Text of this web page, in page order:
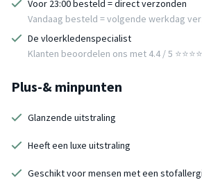
Voor 23:00 besteld = direct verzonden
Vandaag besteld = volgende werkdag
De vloerkledenspecialist
Klanten beoordelen ons met 4.4 / 5
Plus-& minpunten
Glanzende uitstraling
Heeft een luxe uitstraling
Geschikt voor mensen met een